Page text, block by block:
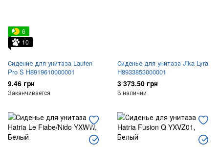
6
10
Сидение для унитаза Laufen
Pro S H8919610000001
9.46 грн
Заканчивается
Сиденье для унитаза Jika Lyra
H8933853000001
3 373.50 грн
В наличии